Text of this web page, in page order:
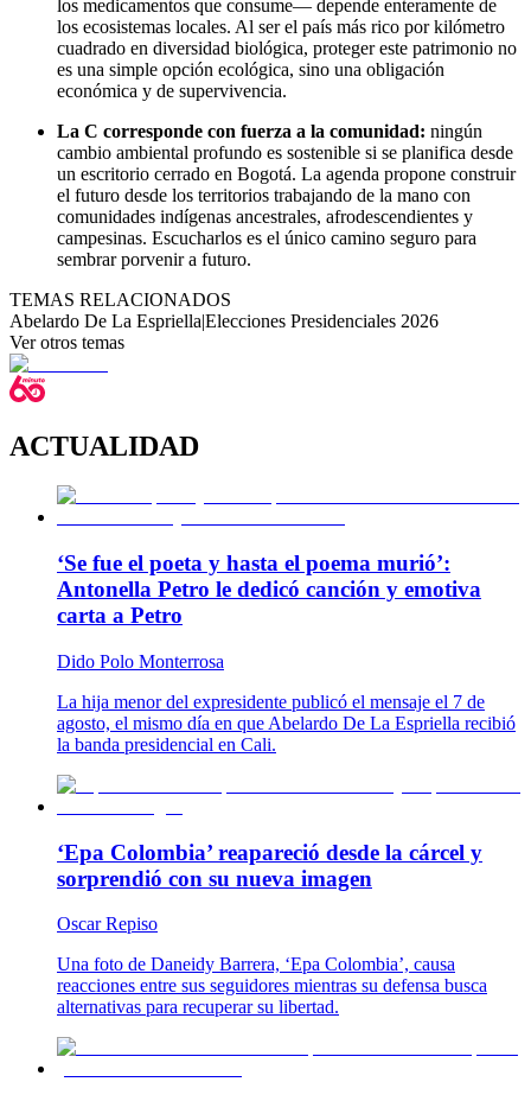
los medicamentos que consume— depende enteramente de
los ecosistemas locales. Al ser el país más rico por kilómetro
cuadrado en diversidad biológica, proteger este patrimonio no
es una simple opción ecológica, sino una obligación
económica y de supervivencia.
La C corresponde con fuerza a la comunidad: ningún
cambio ambiental profundo es sostenible si se planifica desde
un escritorio cerrado en Bogotá. La agenda propone construir
el futuro desde los territorios trabajando de la mano con
comunidades indígenas ancestrales, afrodescendientes y
campesinas. Escucharlos es el único camino seguro para
sembrar porvenir a futuro.
TEMAS RELACIONADOS
Abelardo De La Espriella|Elecciones Presidenciales 2026
Ver otros temas
ACTUALIDAD
‘Se fue el poeta y hasta el poema murió’:
Antonella Petro le dedicó canción y emotiva
carta a Petro
Dido Polo Monterrosa
La hija menor del expresidente publicó el mensaje el 7 de
agosto, el mismo día en que Abelardo De La Espriella recibió
la banda presidencial en Cali.
‘Epa Colombia’ reapareció desde la cárcel y
sorprendió con su nueva imagen
Oscar Repiso
Una foto de Daneidy Barrera, ‘Epa Colombia’, causa
reacciones entre sus seguidores mientras su defensa busca
alternativas para recuperar su libertad.